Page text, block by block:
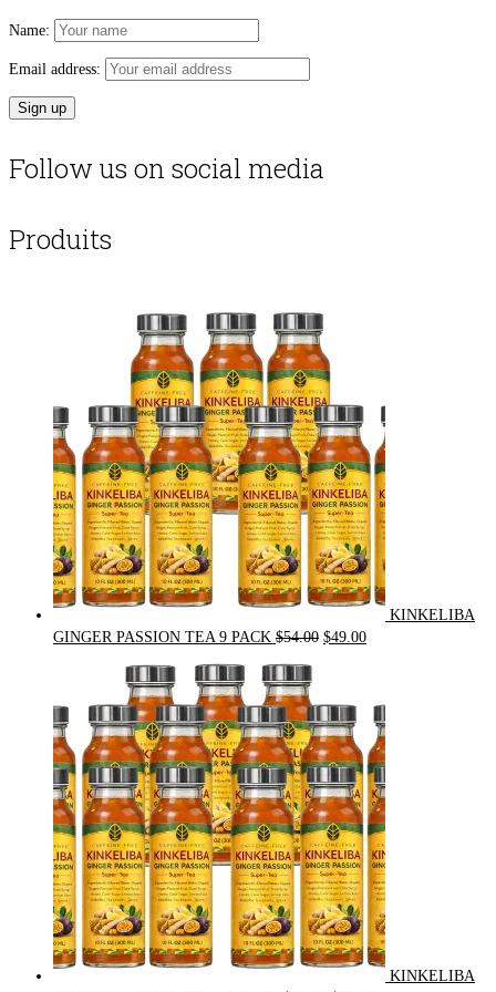
Name:
Email address:
Follow us on social media
Produits
KINKELIBA
GINGER PASSION TEA 9 PACK $54.00 Original
$54.00.
$49.00Current
$49.00.
KINKELIBA